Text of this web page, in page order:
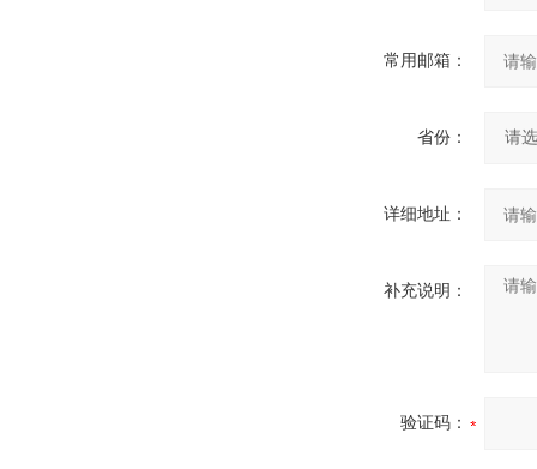
常用邮箱：
省份：
详细地址：
补充说明：
验证码：